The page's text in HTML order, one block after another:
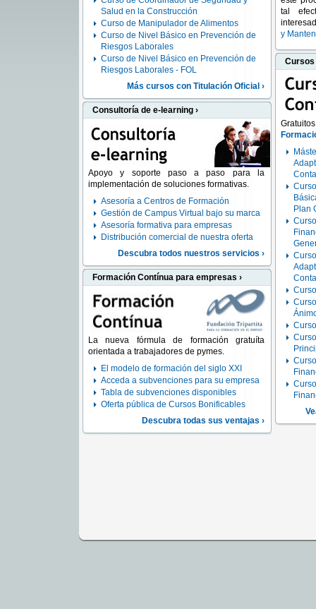
Salud en la Construcción
Curso de Manipulador de Alimentos
Curso de Nivel Básico en Prevención de
Riesgos Laborales
Curso de Nivel Básico en Prevención de
Riesgos Laborales - FOL
Más cursos con Titulación Oficial ›
tal
y
Consultoría de e-learning ›
Apoyo y soporte paso a paso para la
implementación de soluciones formativas.
Asesoría a Centros de Formación
Gestión de Campus Virtual bajo su marca
Asesoría formativa para empresas
Distribución comercial de nuestra oferta
Descubra todos nuestros servicios ›
Cursos
Plan
Formación Contínua para empresas ›
La nueva fórmula de formación gratuíta
orientada a trabajadores de pymes.
El modelo de formación del siglo XXI
Acceda a subvenciones para su empresa
Tabla de subvenciones disponibles
Oferta pública de Cursos Bonificables
Descubra todas sus ventajas ›